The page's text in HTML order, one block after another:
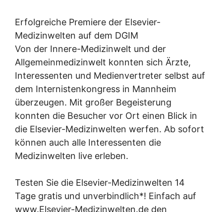
Erfolgreiche Premiere der Elsevier-
Medizinwelten auf dem DGIM
Von der Innere-Medizinwelt und der
Allgemeinmedizinwelt konnten sich Ärzte,
Interessenten und Medienvertreter selbst auf
dem Internistenkongress in Mannheim
überzeugen. Mit großer Begeisterung
konnten die Besucher vor Ort einen Blick in
die Elsevier-Medizinwelten werfen. Ab sofort
können auch alle Interessenten die
Medizinwelten live erleben.
Testen Sie die Elsevier-Medizinwelten 14
Tage gratis und unverbindlich*! Einfach auf
www.Elsevier-Medizinwelten.de den